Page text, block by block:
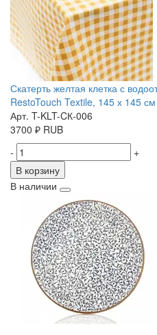
Скатерть желтая клетка с
RestoTouch Textile, 145 х 145 см
Арт. T-KLT-CК-006
3700 ₽ RUB
-
+
В корзину
В наличии